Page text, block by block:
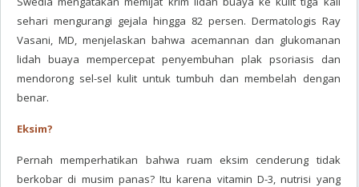
sehari mengurangi gejala hingga 82 persen. Dermatologis Ray
Vasani, MD, menjelaskan bahwa acemannan dan glukomanan
lidah buaya mempercepat penyembuhan plak psoriasis dan
mendorong sel-sel kulit untuk tumbuh dan membelah dengan
benar.
Eksim?
Pernah memperhatikan bahwa ruam eksim cenderung tidak
berkobar di musim panas? Itu karena vitamin D-3, nutrisi yang